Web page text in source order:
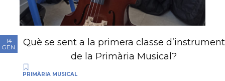
14
GEN.
Què se sent a la primera classe d’instrument
de la Primària Musical?
PRIMÀRIA MUSICAL